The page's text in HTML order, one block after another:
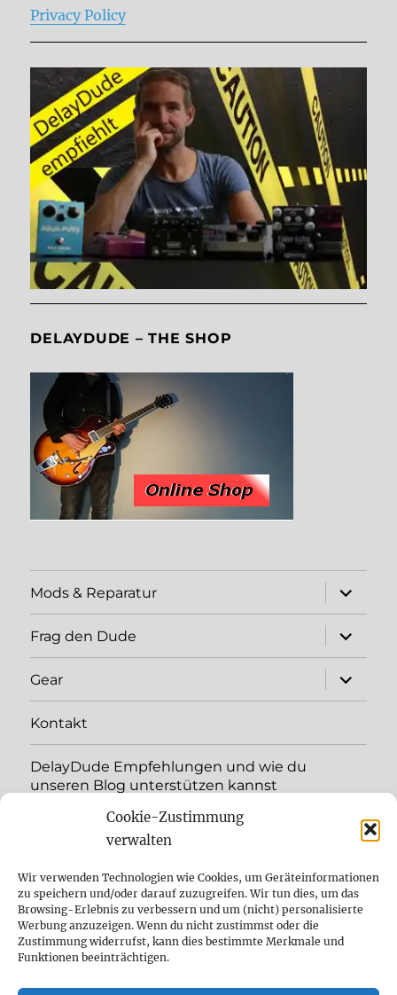
Cookie-Zustimmung
verwalten
Wir verwenden Technologien wie Cookies, um Geräteinformationen
zu speichern und/oder darauf zuzugreifen. Wir tun dies, um das
Browsing-Erlebnis zu verbessern und um (nicht) personalisierte
Werbung anzuzeigen. Wenn du nicht zustimmst oder die
Zustimmung widerrufst, kann dies bestimmte Merkmale und
Funktionen beeinträchtigen.
Privacy Policy
DELAYDUDE – THE SHOP
Mods & Reparatur
expand
child
menu
Frag den Dude
expand
child
menu
Gear
expand
child
menu
Kontakt
DelayDude Empfehlungen und wie du
unseren Blog unterstützen kannst
expand
child
YouTube
Instagram
Feed